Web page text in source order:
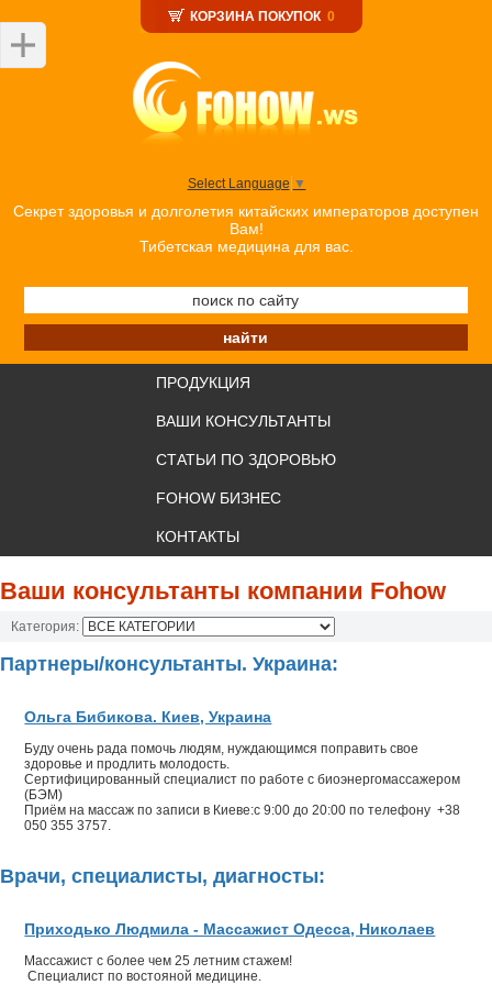
КОРЗИНА ПОКУПОК 0
Select Language ▼
Секрет здоровья и долголетия китайских императоров доступен
Вам!
Тибетская медицина для вас.
ПРОДУКЦИЯ
ВАШИ КОНСУЛЬТАНТЫ
СТАТЬИ ПО ЗДОРОВЬЮ
FOHOW БИЗНЕС
КОНТАКТЫ
Ваши консультанты компании Fohow
Категория:
Партнеры/консультанты. Украина:
Ольга Бибикова. Киев, Украина
Буду очень рада помочь людям, нуждающимся поправить свое
здоровье и продлить молодость.
Сертифицированный специалист по работе с биоэнергомассажером
(БЭМ)
Приём на массаж по записи в Киеве:с 9:00 до 20:00 по телефону +38
050 355 3757.
Врачи, специалисты, диагносты:
Приходько Людмила - Массажист Одесса, Николаев
Массажист с более чем 25 летним стажем!
Специалист по востояной медицине.